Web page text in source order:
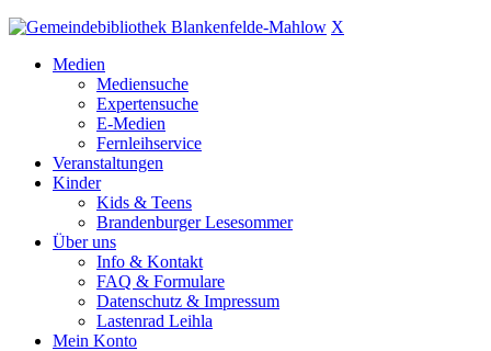
X
Medien
Mediensuche
Expertensuche
E-Medien
Fernleihservice
Veranstaltungen
Kinder
Kids & Teens
Brandenburger Lesesommer
Über uns
Info & Kontakt
FAQ & Formulare
Datenschutz & Impressum
Lastenrad Leihla
Mein Konto